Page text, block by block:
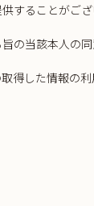
することがござ
の当該本人の
した情報の利